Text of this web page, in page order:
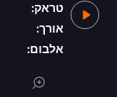
טראק:
אורך:
אלבום: